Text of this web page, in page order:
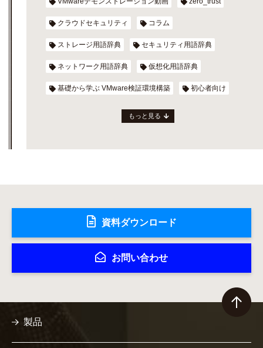
クラウドセキュリティ コラム
ストレージ用語辞典 セキュリティ用語辞典
ネットワーク用語辞典 仮想化用語辞典
基礎から学ぶ VMware検証環境構築 初心者向け
もっと見る
資料ダウンロード
お問い合わせ
製品